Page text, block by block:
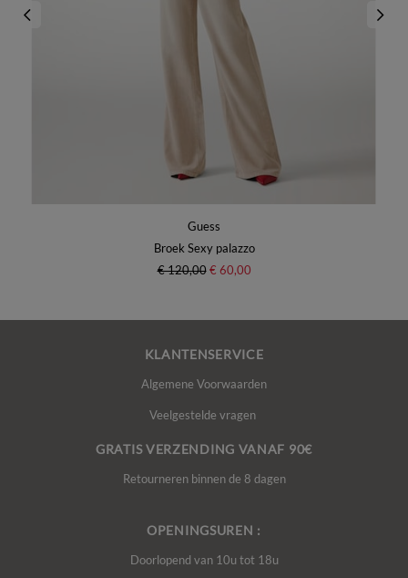
Guess
Broek Sexy palazzo
€ 120,00 € 60,00
KLANTENSERVICE
Algemene Voorwaarden
Veelgestelde vragen
GRATIS VERZENDING VANAF 90€
Retourneren binnen de 8 dagen
OPENINGSUREN :
Doorlopend van 10u tot 18u